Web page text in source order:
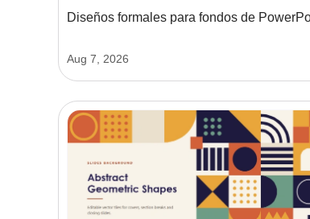
Diseños formales para fondos de
Aug 7, 2026